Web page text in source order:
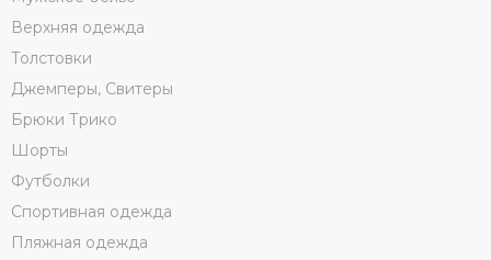
Верхняя одежда
Толстовки
Джемперы, Свитеры
Брюки Трико
Шорты
Футболки
Спортивная одежда
Пляжная одежда